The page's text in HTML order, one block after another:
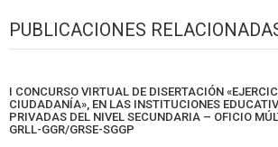
PUBLICACIONES
I CONCURSO VIRTUAL DE DISERTACIÓN
CIUDADANÍA», EN LAS INSTITUCIONES
PRIVADAS DEL NIVEL SECUNDARIA – OFICIO
GRLL-GGR/GRSE-SGGP